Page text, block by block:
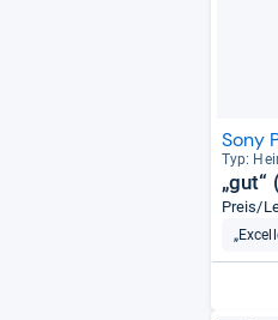
Sony
Typ:
„gut“
Preis/